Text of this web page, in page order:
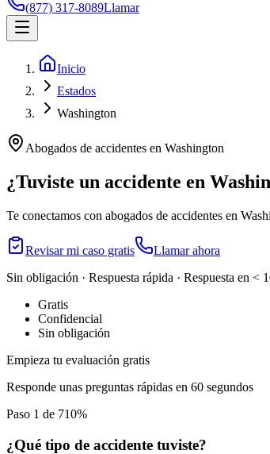
(877) 317-8089Llamar
Inicio
Estados
Washington
Abogados de accidentes en Washington
¿Tuviste un accidente en
Te conectamos con abogados de accidentes en
Revisar mi caso gratis
Llamar ahora
Sin obligación · Respuesta rápida · Respuesta en
Gratis
Confidencial
Sin obligación
Empieza tu evaluación gratis
Responde unas preguntas rápidas en 60 segundos
Paso 1 de 710%
¿Qué tipo de accidente tuviste?